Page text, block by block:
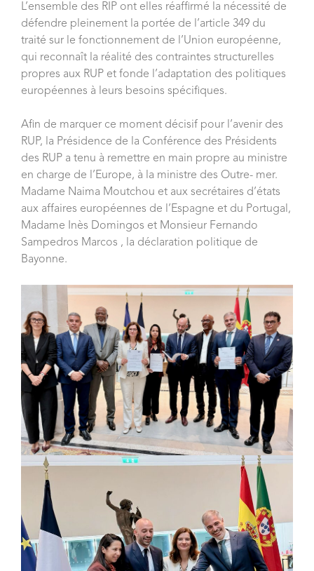
L’ensemble des RIP ont elles réaffirmé la nécessité de
défendre pleinement la portée de l’article 349 du
traité sur le fonctionnement de l’Union européenne,
qui reconnaît la réalité des contraintes structurelles
propres aux RUP et fonde l’adaptation des politiques
européennes à leurs besoins spécifiques.
Afin de marquer ce moment décisif pour l’avenir des
RUP, la Présidence de la Conférence des Présidents
des RUP a tenu à remettre en main propre au ministre
en charge de l’Europe, à la ministre des Outre- mer.
Madame Naima Moutchou et aux secrétaires d’états
aux affaires européennes de l’Espagne et du Portugal,
Madame Inès Domingos et Monsieur Fernando
Sampedros Marcos , la déclaration politique de
Bayonne.